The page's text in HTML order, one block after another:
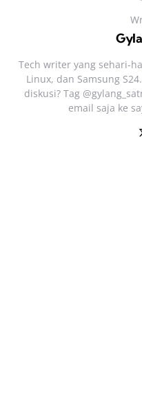
Tech writer yang
Linux, dan Samsung
diskusi? Tag
email saja ke